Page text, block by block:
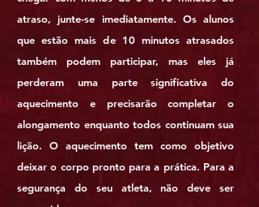
atraso, junte-se imediatamente. Os alunos
que estão mais de 10 minutos atrasados
também podem participar, mas eles já
perderam uma parte significativa do
aquecimento e precisarão completar o
alongamento enquanto todos continuam sua
lição. O aquecimento tem como objetivo
deixar o corpo pronto para a prática. Para a
segurança do seu atleta, não deve ser